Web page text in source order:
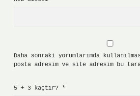
Daha sonraki yorumlarımda
posta adresim ve site adresim bu
5 + 3 kaçtır? *